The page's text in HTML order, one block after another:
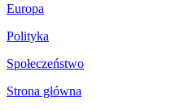
Europa
Polityka
Społeczeństwo
Strona główna